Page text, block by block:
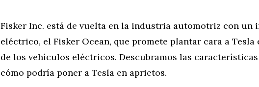
Fisker Inc. está de vuelta en la industria automotriz con un
eléctrico, el Fisker Ocean, que promete plantar cara a Tesla
de los vehículos eléctricos. Descubramos las
cómo podría poner a Tesla en aprietos.